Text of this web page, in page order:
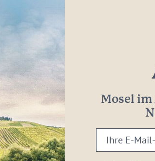
Mosel
Ihre
E-